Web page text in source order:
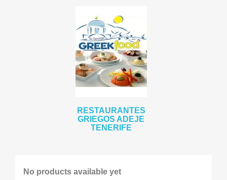
RESTAURANTES
GRIEGOS ADEJE
TENERIFE
No products available yet